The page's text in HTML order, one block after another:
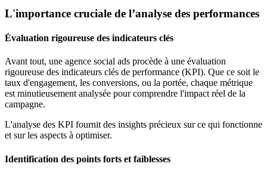
L'importance cruciale de l’analyse des performances
Évaluation rigoureuse des indicateurs clés
Avant tout, une agence social ads procède à une évaluation
rigoureuse des indicateurs clés de performance (KPI). Que ce soit le
taux d'engagement, les conversions, ou la portée, chaque métrique
est minutieusement analysée pour comprendre l'impact réel de la
campagne.
L'analyse des KPI fournit des insights précieux sur ce qui fonctionne
et sur les aspects à optimiser.
Identification des points forts et faiblesses